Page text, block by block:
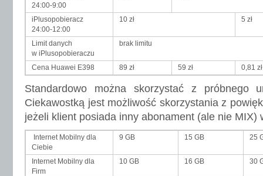
24:00-9:00
iPlusopobieracz
24:00-12:00
10 zł 5 zł
Limit danych
w iPlusopobieraczu
brak limitu
Cena Huawei E398 89 zł 59 zł 0,81 zł
Standardowo można skorzystać z próbnego
Ciekawostką jest możliwość skorzystania z
jeżeli klient posiada inny abonament (ale nie MIX)
Internet Mobilny dla
Ciebie
9 GB 15 GB 25
Internet Mobilny dla
Firm
10 GB 16 GB 30